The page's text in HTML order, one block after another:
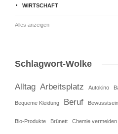
WIRTSCHAFT
Alles anzeigen
Schlagwort-Wolke
Alltag Arbeitsplatz Autokino
Bequeme Kleidung Beruf
Bio-Produkte Brünett Chemie vermeiden